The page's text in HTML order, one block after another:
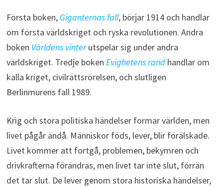
Första boken, Giganternas fall, börjar 1914 och handlar
om första världskriget och ryska revolutionen. Andra
boken Världens vinterutspelar sig under andra
världskriget. Tredje boken Evighetens randhandlar om
kalla kriget, civilrättsrörelsen, och slutligen
Berlinmurens fall 1989.
Krig och stora politiska händelser formar världen, men
livet pågår ändå. Människor föds, lever, blir förälskade.
Livet kommer att fortgå, problemen, bekymren och
drivkrafterna förändras, men livet tar inte slut, förrän
det tar slut. De lever genom stora historiska händelser,